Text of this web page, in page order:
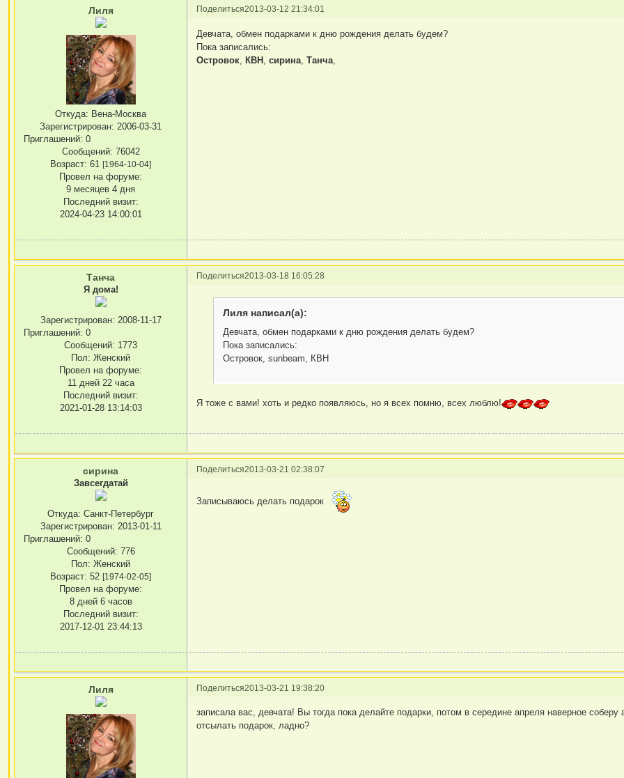
Поделиться2013-03-12 21:34:01
Лиля
Откуда: Вена-Москва
Зарегистрирован: 2006-03-31
Приглашений: 0
Сообщений: 76042
Возраст: 61[1964-10-04]
Провел на форуме:
9 месяцев 4 дня
Последний визит:
2024-04-23 14:00:01
Девчата, обмен подарками к дню рождения делать будем?
Пока записались:
Островок ,КВН ,сирина ,Танча
Поделиться2013-03-18 16:05:28
Танча
Я дома!
Зарегистрирован: 2008-11-17
Приглашений: 0
Сообщений: 1773
Пол: Женский
Провел на форуме:
11 дней 22 часа
Последний визит:
2021-01-28 13:14:03
Лиля написал(а):
Девчата, обмен подарками к дню рождения делать будем?
Пока записались:
Островок, sunbeam, КВН
Я тоже с вами! хоть и редко появляюсь, но я всех помню, всех люблю!
Поделиться2013-03-21 02:38:07
сирина
Завсегдатай
Откуда: Санкт-Петербург
Зарегистрирован: 2013-01-11
Приглашений: 0
Сообщений: 776
Пол: Женский
Возраст: 52[1974-02-05]
Провел на форуме:
8 дней 6 часов
Последний визит:
2017-12-01 23:44:13
Записываюсь делать подарок
Поделиться2013-03-21 19:38:20
Лиля
записала вас, девчата! Вы тогда пока делайте подарки, потом в середине апреля наверное
отсылать подарок, ладно?